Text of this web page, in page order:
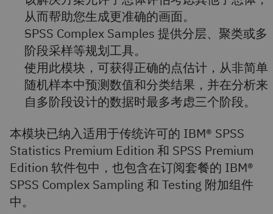
从而帮助您生成更准确的画面。
SPSS Complex Samples 提供分层、聚类或多
阶段采样等规划工具。
使用此模块，可获得正确的点估计，从非简单
随机样本中预测数值和分类结果，并在分析来
自多阶段设计的数据时最多考虑三个阶段。
本模块已纳入适用于传统许可的 IBM® SPSS
Statistics Premium Edition 和 SPSS Premium
Edition 软件包中，也包含在订阅套餐的 IBM®
SPSS Complex Sampling 和 Testing 附加组件
中。